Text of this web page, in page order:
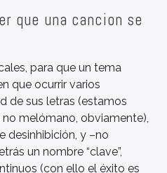
que una cancion se
para que un tema
que ocurrir varios
de sus letras (estamos
melómano, obviamente),
desinhibición, y –no
un nombre “clave”,
(con ello el éxito es